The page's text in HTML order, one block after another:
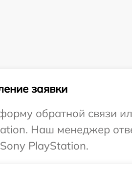
заявки
обратной связи
Наш менеджер
PlayStation.